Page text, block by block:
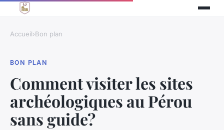
Accueil›Bon plan
BON PLAN
Comment visiter les sites
archéologiques au Pérou
sans guide?